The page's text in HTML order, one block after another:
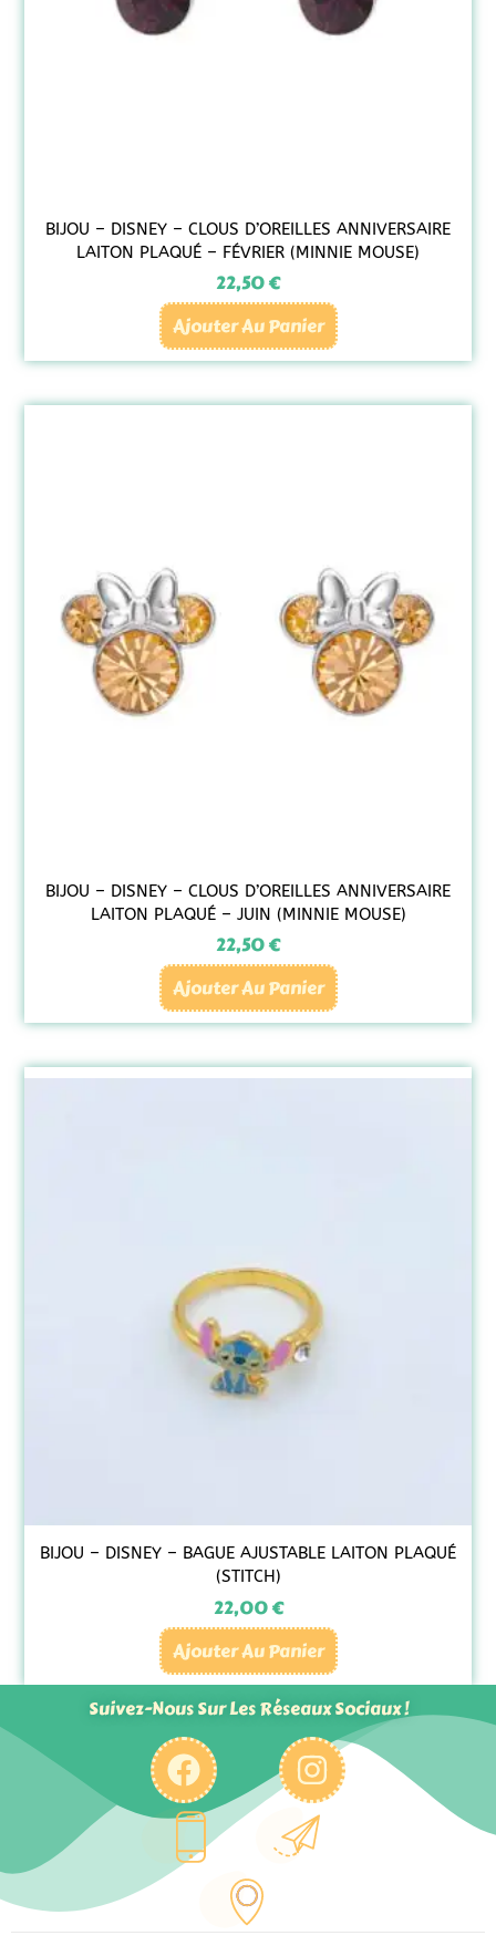
BIJOU – DISNEY – CLOUS D’OREILLES ANNIVERSAIRE
LAITON PLAQUÉ – FÉVRIER (MINNIE MOUSE)
22,50€
Ajouter Au Panier
BIJOU – DISNEY – CLOUS D’OREILLES ANNIVERSAIRE
LAITON PLAQUÉ – JUIN (MINNIE MOUSE)
22,50€
Ajouter Au Panier
BIJOU – DISNEY – BAGUE AJUSTABLE LAITON PLAQUÉ
(STITCH)
22,00€
Ajouter Au Panier
Suivez-Nous Sur Les Réseaux Sociaux !